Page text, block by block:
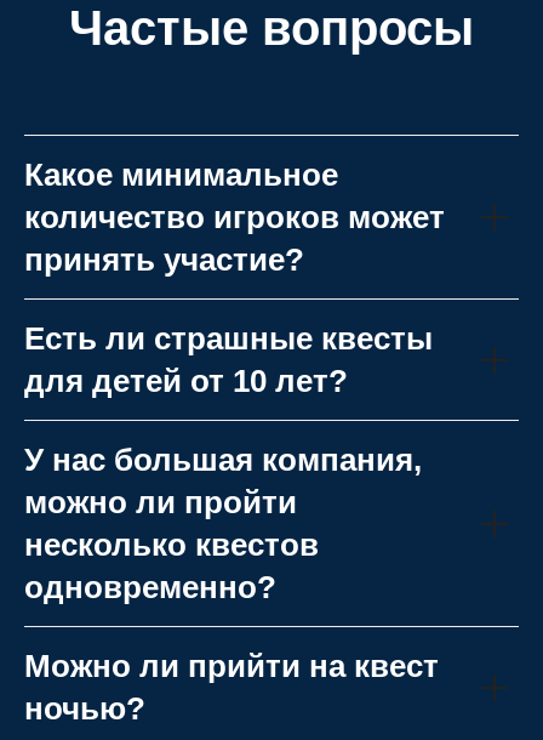
Частые вопросы
Какое минимальное
количество игроков может
принять участие?
Есть ли страшные квесты
для детей от 10 лет?
У нас большая компания,
можно ли пройти
несколько квестов
одновременно?
Можно ли прийти на квест
ночью?